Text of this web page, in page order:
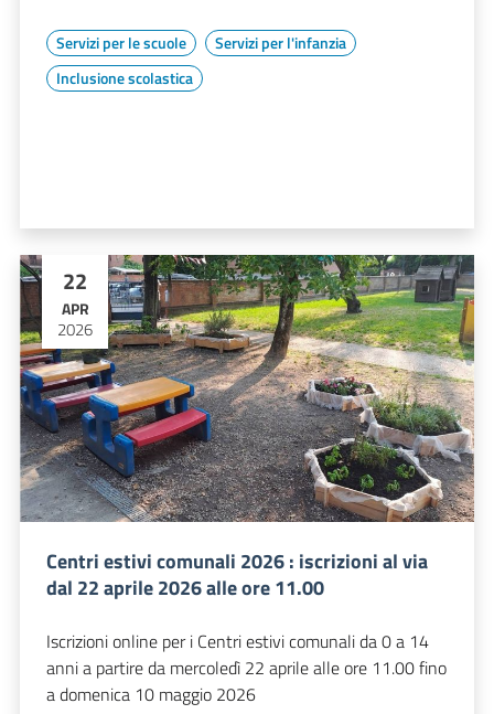
Servizi per le scuole
Servizi per l'infanzia
Inclusione scolastica
22
APR
2026
Centri estivi comunali 2026 : iscrizioni al via
dal 22 aprile 2026 alle ore 11.00
Iscrizioni online per i Centri estivi comunali da 0 a 14
anni a partire da mercoledì 22 aprile alle ore 11.00 fino
a domenica 10 maggio 2026